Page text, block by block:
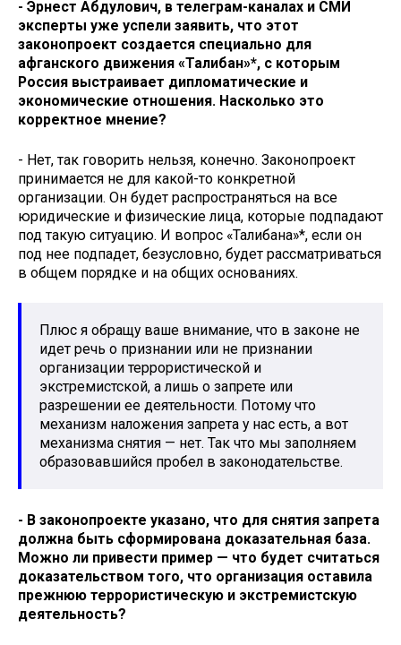
- Эрнест Абдулович, в телеграм-каналах и СМИ
эксперты уже успели заявить, что этот
законопроект создается специально для
афганского движения «Талибан»*, с которым
Россия выстраивает дипломатические и
экономические отношения. Насколько это
корректное мнение?
- Нет, так говорить нельзя, конечно. Законопроект
принимается не для какой-то конкретной
организации. Он будет распространяться на все
юридические и физические лица, которые подпадают
под такую ситуацию. И вопрос «Талибана»*, если он
под нее подпадет, безусловно, будет рассматриваться
в общем порядке и на общих основаниях.
Плюс я обращу ваше внимание, что в законе не
идет речь о признании или не признании
организации террористической и
экстремистской, а лишь о запрете или
разрешении ее деятельности. Потому что
механизм наложения запрета у нас есть, а вот
механизма снятия — нет. Так что мы заполняем
образовавшийся пробел в законодательстве.
- В законопроекте указано, что для снятия запрета
должна быть сформирована доказательная база.
Можно ли привести пример — что будет считаться
доказательством того, что организация оставила
прежнюю террористическую и экстремистскую
деятельность?